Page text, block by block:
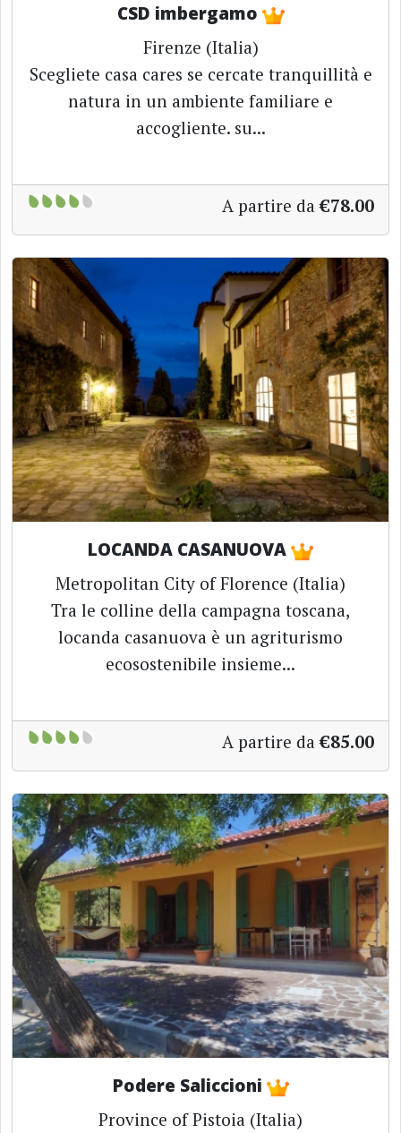
CSD imbergamo
Firenze (Italia)
Scegliete casa cares se cercate tranquillità e
natura in un ambiente familiare e
accogliente. su...
A partire da €78.00
LOCANDA CASANUOVA
Metropolitan City of Florence (Italia)
Tra le colline della campagna toscana,
locanda casanuova è un agriturismo
ecosostenibile insieme...
A partire da €85.00
Podere Saliccioni
Province of Pistoia (Italia)